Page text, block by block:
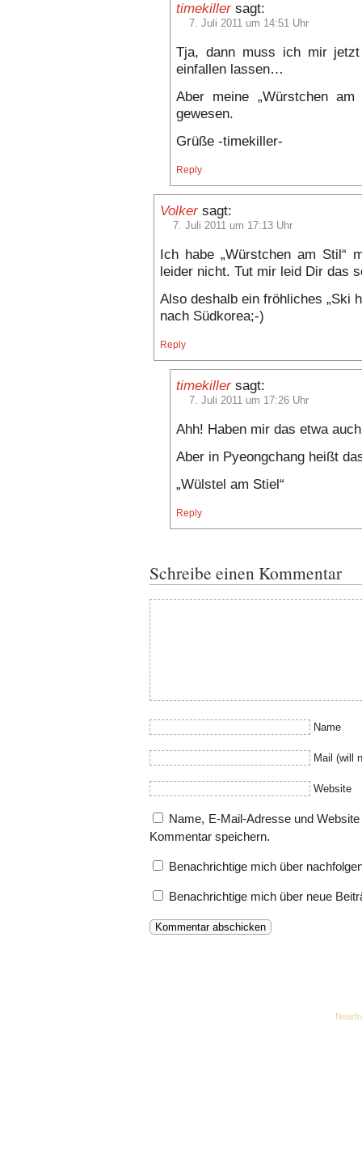
timekiller sagt:
7. Juli 2011 um 14:51 Uhr
Tja, dann muss ich mir jetzt
einfallen lassen…
Aber meine „Würstchen
gewesen.
Grüße -timekiller-
Reply
Volker sagt:
7. Juli 2011 um 17:13 Uhr
Ich habe „Würstchen am Stil“
leider nicht. Tut mir leid Dir das
Also deshalb ein fröhliches „Ski
nach Südkorea;-)
Reply
timekiller sagt:
7. Juli 2011 um 17:26 Uhr
Ahh! Haben mir das etwa
Aber in Pyeongchang heißt
„Wülstel am Stiel“
Reply
Schreibe einen Kommentar
Name
Mail (will
Website
Name, E-Mail-Adresse und
Kommentar speichern.
Benachrichtige mich über
Benachrichtige mich über neue